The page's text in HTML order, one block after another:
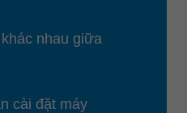
nhau giữa
cài đặt máy